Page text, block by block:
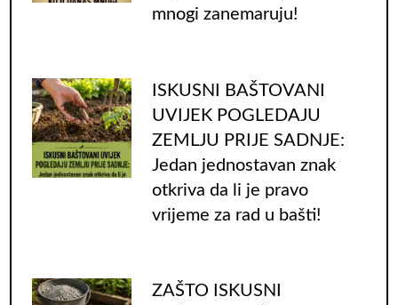
mnogi zanemaruju!
ISKUSNI BAŠTOVANI
UVIJEK POGLEDAJU
ZEMLJU PRIJE SADNJE:
Jedan jednostavan znak
otkriva da li je pravo
vrijeme za rad u bašti!
ZAŠTO ISKUSNI